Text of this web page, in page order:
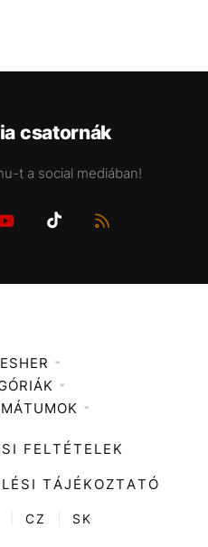
csatornák
t a social mediában!
FELTÉTELEK
TÁJÉKOZTATÓ
CZ SK